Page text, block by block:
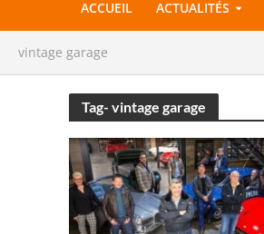
ACCUEIL ACTUALITÉS
vintage garage
Tag- vintage garage